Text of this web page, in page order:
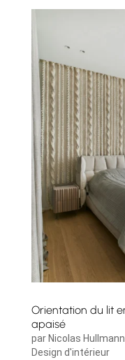
Orientation du lit
apaisé
par Nicolas Hullmann
Design d'intérieur